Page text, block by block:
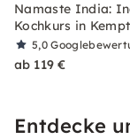
Namaste India:
Kochkurs in
5,0
ab 119 €
Entdecke